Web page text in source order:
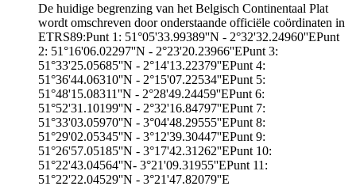
De huidige begrenzing van het Belgisch Continentaal Plat
wordt omschreven door onderstaande officiële coördinaten in
ETRS89:Punt 1: 51°05'33.99389''N - 2°32'32.24960''EPunt
2: 51°16'06.02297''N - 2°23'20.23966''EPunt 3:
51°33'25.05685''N - 2°14'13.22379''EPunt 4:
51°36'44.06310''N - 2°15'07.22534''EPunt 5:
51°48'15.08311''N - 2°28'49.24459''EPunt 6:
51°52'31.10199''N - 2°32'16.84797''EPunt 7:
51°33'03.05970''N - 3°04'48.29555''EPunt 8:
51°29'02.05345''N - 3°12'39.30447''EPunt 9:
51°26'57.05185''N - 3°17'42.31262''EPunt 10:
51°22'43.04564''N- 3°21'09.31955''EPunt 11:
51°22'22.04529''N - 3°21'47.82079''E